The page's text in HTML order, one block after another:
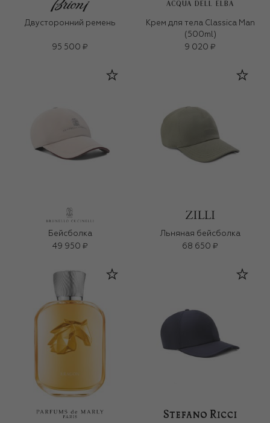
Двусторонний ремень
95 500 ₽
ACQUA DELL ELBA
Крем для тела Classica Man
(500ml)
9 020 ₽
Бейсболка
49 950 ₽
Льняная бейсболка
68 650 ₽